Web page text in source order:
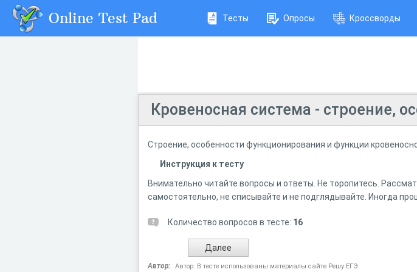
Online Test Pad Тесты Опросы Кроссворды
Кровеносная система - строение,
Строение, особенности функционирования и функции
Инструкция к тесту
Внимательно читайте вопросы и ответы. Не торопитесь.
самостоятельно, не списывайте и не подглядывайте. Иногда
Количество вопросов в тесте: 16
Автор: Автор: В тесте использованы материалы сайте Решу ЕГЭ